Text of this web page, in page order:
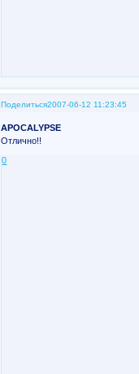
Поделиться2007-06-12 11:23:45
APOCALYPSE
Отлично!!
0